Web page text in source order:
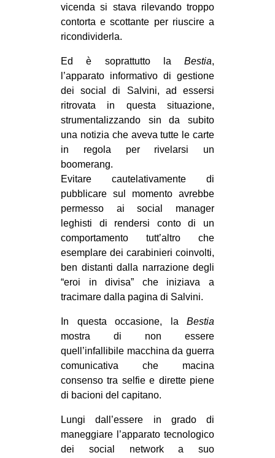
vicenda si stava rilevando troppo
contorta e scottante per riuscire a
ricondividerla.
Ed è soprattutto la Bestia,
l’apparato informativo di gestione
dei social di Salvini, ad essersi
ritrovata in questa situazione,
strumentalizzando sin da subito
una notizia che aveva tutte le carte
in regola per rivelarsi un
boomerang.
Evitare cautelativamente di
pubblicare sul momento avrebbe
permesso ai social manager
leghisti di rendersi conto di un
comportamento tutt’altro che
esemplare dei carabinieri coinvolti,
ben distanti dalla narrazione degli
“eroi in divisa” che iniziava a
tracimare dalla pagina di Salvini.
In questa occasione, la Bestia
mostra di non essere
quell’infallibile macchina da guerra
comunicativa che macina
consenso tra selfie e dirette piene
di bacioni del capitano.
Lungi dall’essere in grado di
maneggiare l’apparato tecnologico
dei social network a suo